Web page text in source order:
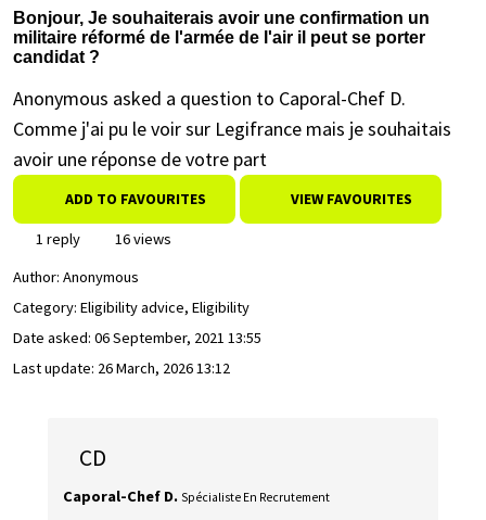
Bonjour, Je souhaiterais avoir une confirmation un
militaire réformé de l'armée de l'air il peut se porter
candidat ?
Anonymous asked a question to Caporal-Chef D.
Comme j'ai pu le voir sur Legifrance mais je souhaitais
avoir une réponse de votre part
ADD TO FAVOURITES VIEW FAVOURITES
1 reply
16 views
Author: Anonymous
Category: Eligibility advice, Eligibility
Date asked: 06 September, 2021 13:55
Last update: 26 March, 2026 13:12
CD
Caporal-Chef D. Spécialiste En Recrutement